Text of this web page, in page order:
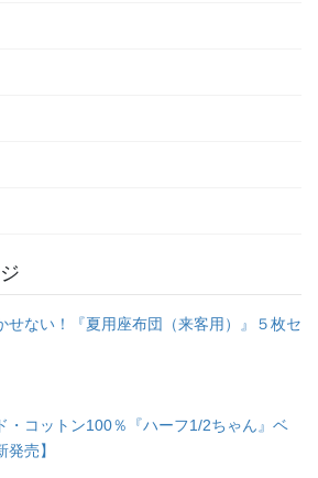
せない！『夏用座布団（来客用）』５枚セ
・コットン100％『ハーフ1/2ちゃん』ベ
売】